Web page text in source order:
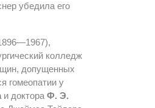
убедила его
колледж
допущенных
гомеопатии у
и доктора Ф. Э.